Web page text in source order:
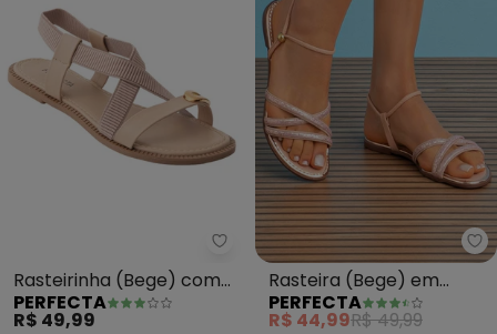
Perfecta - Rasteirinha (Bege)
Rasteirinha (Bege) com
Elástico
PERFECTA
R$ 49,99
Rasteira (Bege) em
Material Sintético
PERFECTA
R$ 44,99R$ 49,99